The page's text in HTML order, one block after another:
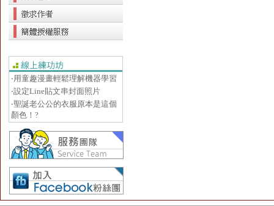
‧用童趣漫畫輕鬆理解機器學習
‧設定Line貼文串封面照片
‧聖誕老公公的衣服原本是這個
顏色！?